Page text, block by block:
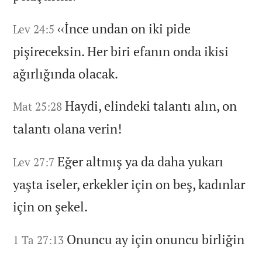
Lev 24:5 ‹‹İnce undan on iki pide
pişireceksin.Her biri efanın onda ikisi
ağırlığında olacak.
Mat 25:28 Haydi, elindeki talantı alın, on
talantı olana verin!
Lev 27:7 Eğer altmış ya da daha yukarı
yaşta iseler, erkekler için on beş,kadınlar
için on şekel.
1 Ta 27:13 Onuncu ay için onuncu birliğin